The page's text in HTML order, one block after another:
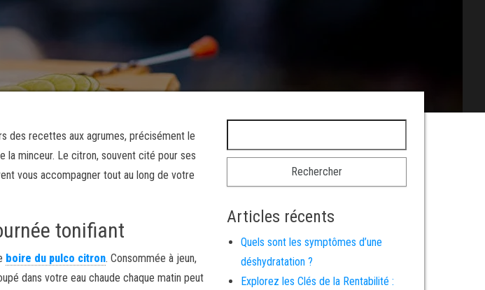
des recettes aux agrumes, précisément le
minceur. Le citron, souvent cité pour ses
vous accompagner tout au long de votre
tonifiant
boire du pulco citron. Consommée à jeun,
dans votre eau chaude chaque matin peut
Articles récents
Quels sont les symptômes d’une
déshydratation ?
Explorez les Clés de la Rentabilité :